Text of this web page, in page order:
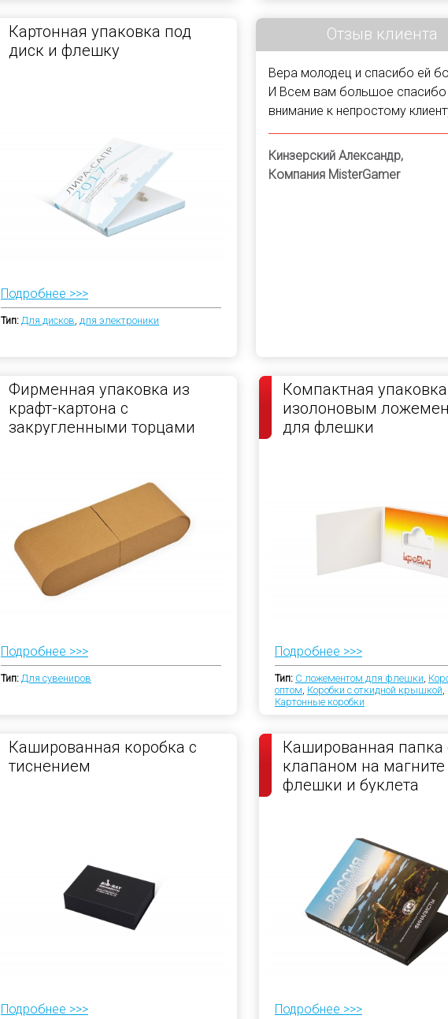
Картонная упаковка под
диск и флешку
Подробнее >>>
Тип: Для дисков, для электроники
Отзыв клиента
Вера молодец и спасибо ей
И Всем вам большое спасибо
внимание к непростому
Кинзерский Александр,
Компания MisterGamer
Фирменная упаковка из
крафт-картона с
закругленными торцами
Подробнее >>>
Тип: Для сувениров
Компактная
изолоновым
для флешки
Подробнее >>>
Тип: С ложементом для флешки,
оптом, Коробки с откидной крышкой,
Картонные коробки
Кашированная коробка с
тиснением
Подробнее >>>
Кашированная папка
клапаном на
флешки и буклета
Подробнее >>>